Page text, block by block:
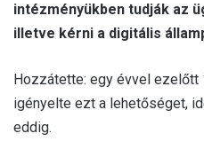
intézményükben tudják az
illetve kérni a digitális
Hozzátette: egy évvel
igényelte ezt a lehetőséget,
eddig.